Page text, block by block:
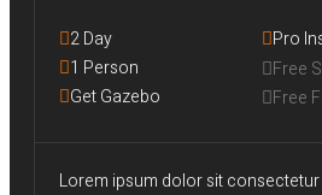
2 Day
1 Person
Get Gazebo
Pro
Free
Free
Lorem ipsum dolor sit